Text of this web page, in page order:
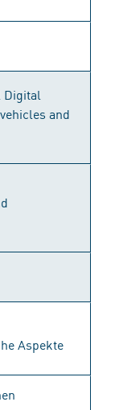
Digital
and
Aspekte